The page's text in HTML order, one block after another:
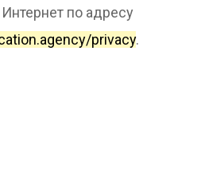
по адресу
privacy.